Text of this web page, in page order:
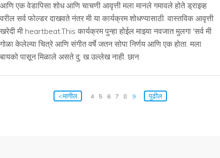
आणि एक वेडापिसा शोध आणि चाचणी आवृत्ती मला मानले गमावले होते ड्राइव्ह
वरील सर्व फोल्डर दाखवते नंतर मी या कार्यक्रम शोधण्यासाठी. वास्तविक आवृत्ती
खरेदी मी heartbeat.This कार्यक्रम पुन्हा होईल माझ्या नवजात मुलगा 'सर्व मी
गोळा केलेल्या चित्रे आणि संगीत वर्षे जतन सोपा निर्णय आणि एक होता. मला
बायको पासून मिळाले असते दु: ख उल्लेख नाही. छान.
<मागील 4 5 6 7 8 9 पुढील